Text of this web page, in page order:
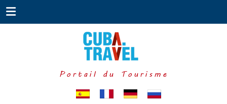
Portail du Tourisme